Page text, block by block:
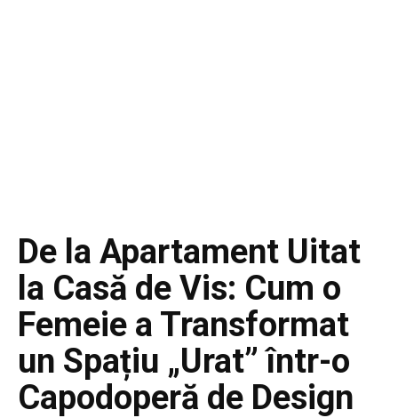
De la Apartament Uitat
la Casă de Vis: Cum o
Femeie a Transformat
un Spațiu „Urat” într-o
Capodoperă de Design